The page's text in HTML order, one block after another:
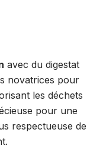
avec du digestat
novatrices pour
les déchets
pour une
respectueuse de